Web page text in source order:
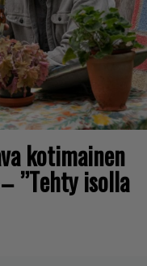
kotimainen
”Tehty isolla